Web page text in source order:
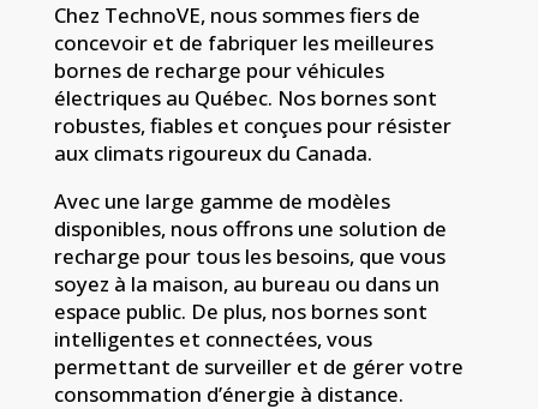
Chez TechnoVE,nous sommes fiers de
concevoir et de fabriquer les meilleures
bornes de recharge pour véhicules
électriques au Québec. Nos bornes sont
robustes,fiables et conçues pour résister
aux climats rigoureux du Canada.
Avec une large gamme de modèles
disponibles,nous offrons une solution de
recharge pour tous les besoins,que vous
soyez à la maison,au bureau ou dans un
espace public. De plus,nos bornes sont
intelligentes et connectées,vous
permettant de surveiller et de gérer votre
consommation d’énergie à distance.